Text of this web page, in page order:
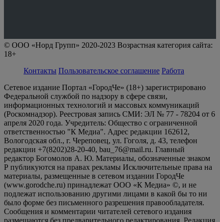
© ООО «Норд Групп» 2020-2023 Возрастная категория сайта:
18+
Контакты Пользовательское соглашение Работа
Сетевое издание Портал «ГородЧе» (18+) зарегистрировано
Федеральной службой по надзору в сфере связи,
информационных технологий и массовых коммуникаций
(Роскомнадзор). Реестровая запись СМИ: ЭЛ № 77 - 78204 от 6
апреля 2020 года. Учредитель: Общество с ограниченной
ответственностью "К Медиа". Адрес редакции 162612,
Вологодская обл., г. Череповец, ул. Гоголя, д. 43, телефон
редакции +7(8202)28-20-40, bau_76@mail.ru. Главный
редактор Богомолов А. Ю. Материалы, обозначенные знаком
Р публикуются на правах рекламы Исключительные права на
материалы, размещенные в сетевом издании ГородЧе
(www.gorodche.ru) принадлежат ООО «К Медиа» ©, и не
подлежат использованию другими лицами в какой бы то ни
было форме без письменного разрешения правообладателя.
Сообщения и комментарии читателей сетевого издания
размещаются без предварительного редактирования. Редакция